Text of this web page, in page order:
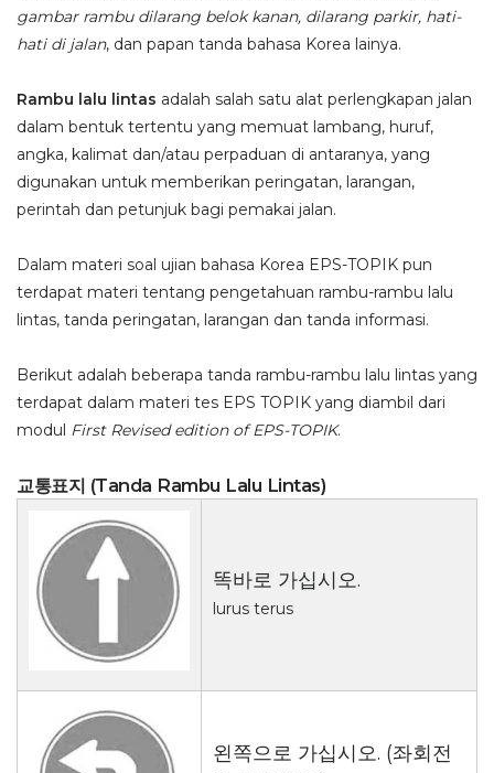
gambar rambu dilarang belok kanan, dilarang parkir, hati-
hati di jalan, dan papan tanda bahasa Korea lainya.
Rambu lalu lintas adalah salah satu alat perlengkapan jalan
dalam bentuk tertentu yang memuat lambang, huruf,
angka, kalimat dan/atau perpaduan di antaranya, yang
digunakan untuk memberikan peringatan, larangan,
perintah dan petunjuk bagi pemakai jalan.
Dalam materi soal ujian bahasa Korea EPS-TOPIK pun
terdapat materi tentang pengetahuan rambu-rambu lalu
lintas, tanda peringatan, larangan dan tanda informasi.
Berikut adalah beberapa tanda rambu-rambu lalu lintas yang
terdapat dalam materi tes EPS TOPIK yang diambil dari
modul First Revised edition of EPS-TOPIK.
교통표지 (Tanda Rambu Lalu Lintas)
똑바로 가십시오.
lurus terus
왼쪽으로 가십시오. (좌회전